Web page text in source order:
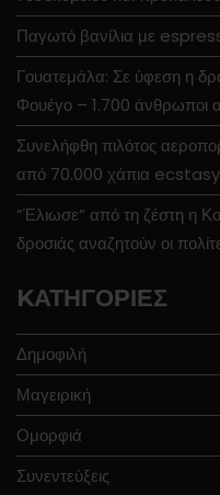
Παγωτό βανίλια με
Γουατεμάλα: Σε ύφεση η
Φουέγο – 1.700 άνθρωποι
Συνελήφθη πιλότος
από 70.000 χάπια ecstasy
“Έλιωσε” από τη ζέστη η
δροσιάς αναζητούν οι
KΑΤΗΓΟΡΊΕΣ
Δημοφιλή
Μαγειρική
Ομορφιά
Συνεντεύξεις